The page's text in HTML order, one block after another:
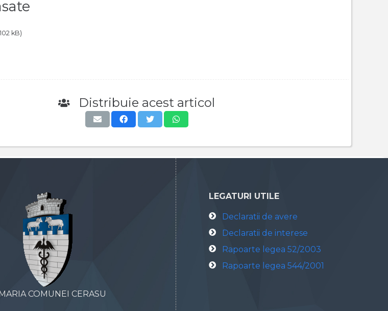
kB)
Distribuie acest articol
COMUNEI CERASU
LEGATURI UTILE
Declaratii de avere
Declaratii de interese
Rapoarte legea 52/2003
Rapoarte legea 544/2001